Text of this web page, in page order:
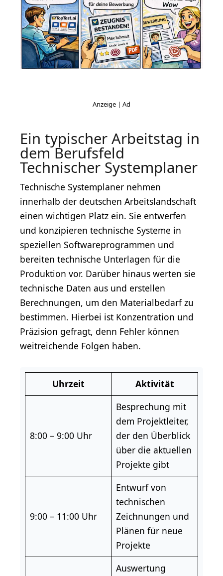
Ein typischer Arbeitstag in
dem Berufsfeld
Technischer Systemplaner
Technische Systemplaner nehmen
innerhalb der deutschen Arbeitslandschaft
einen wichtigen Platz ein. Sie entwerfen
und konzipieren technische Systeme in
speziellen Softwareprogrammen und
bereiten technische Unterlagen für die
Produktion vor. Darüber hinaus werten sie
technische Daten aus und erstellen
Berechnungen, um den Materialbedarf zu
bestimmen. Hierbei ist Konzentration und
Präzision gefragt, denn Fehler können
weitreichende Folgen haben.
Uhrzeit Aktivität
8:00 – 9:00 Uhr
Besprechung mit
dem Projektleiter,
der den Überblick
über die aktuellen
Projekte gibt
9:00 – 11:00 Uhr
Entwurf von
technischen
Zeichnungen und
Plänen für neue
Projekte
Auswertung